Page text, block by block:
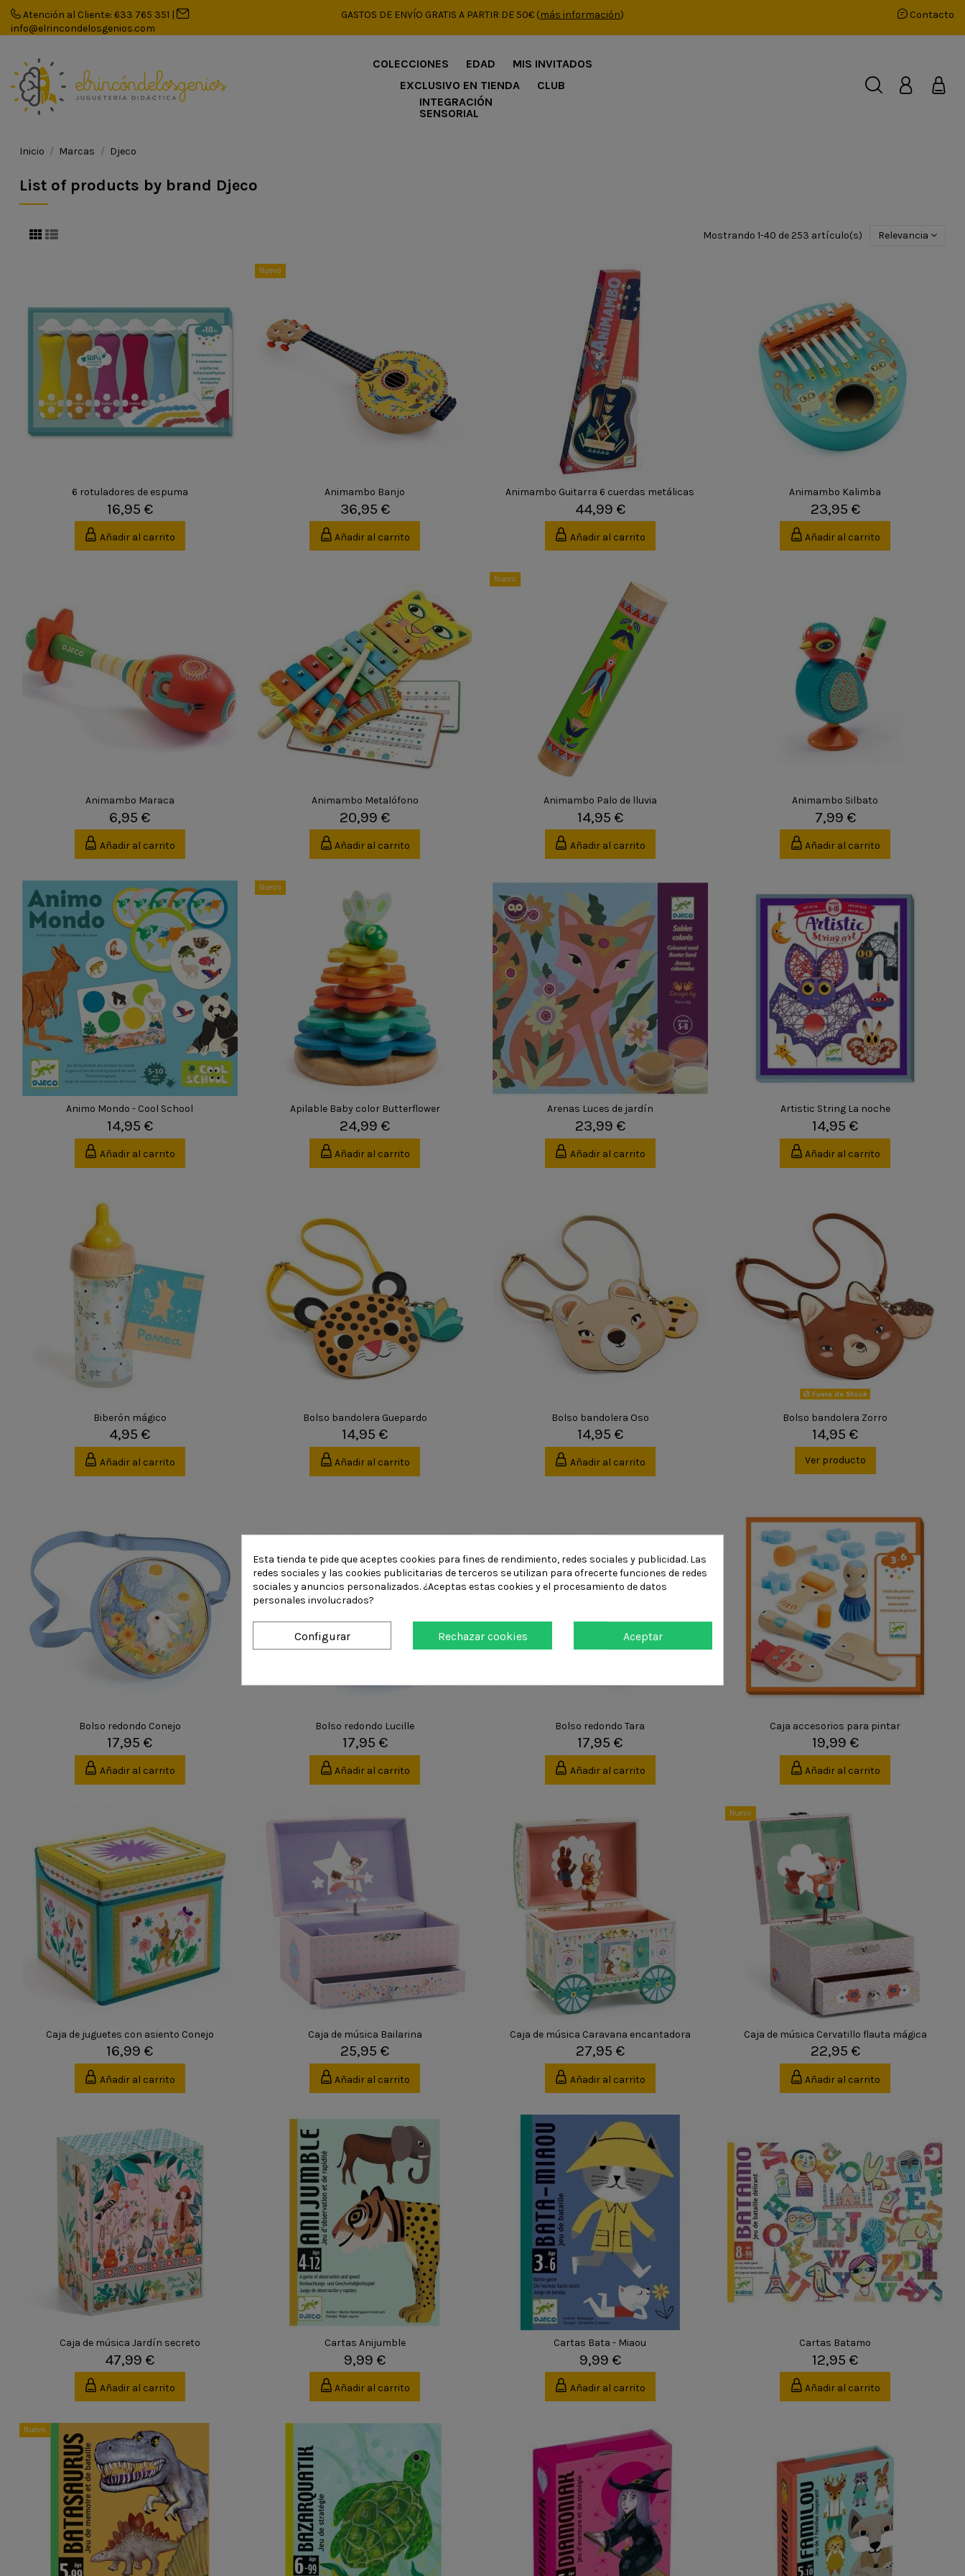
Atención al Cliente: 633 765 351 |
info@elrincondelosgenios.com
GASTOS DE ENVÍO GRATIS A PARTIR DE 50€ (más información) Contacto
COLECCIONES EDAD
MIS INVITADOS
EXCLUSIVO EN TIENDA
CLUB
INTEGRACIÓN
SENSORIAL
Inicio Marcas Djeco
List of products by brand Djeco
Mostrando 1-40 de 253 artículo(s) Relevancia
6 rotuladores de espuma
16,95 €
Añadir al carrito
Nuevo
Animambo Banjo
36,95 €
Añadir al carrito
Animambo Guitarra 6 cuerdas metálicas
44,99 €
Añadir al carrito
Animambo Kalimba
23,95 €
Añadir al carrito
Animambo Maraca
6,95 €
Añadir al carrito
Animambo Metalófono
20,99 €
Añadir al carrito
Nuevo
Animambo Palo de lluvia
14,95 €
Añadir al carrito
Animambo Silbato
7,99 €
Añadir al carrito
Animo Mondo - Cool School
14,95 €
Añadir al carrito
Nuevo
Apilable Baby color Butterflower
24,99 €
Añadir al carrito
Arenas Luces de jardín
23,99 €
Añadir al carrito
Artistic String La noche
14,95 €
Añadir al carrito
Biberón mágico
4,95 €
Añadir al carrito
Bolso bandolera Guepardo
14,95 €
Añadir al carrito
Bolso bandolera Oso
14,95 €
Añadir al carrito
Fuera de Stock
Bolso bandolera Zorro
14,95 €
Ver producto
Bolso redondo Conejo
17,95 €
Añadir al carrito
Bolso redondo Lucille
17,95 €
Añadir al carrito
Bolso redondo Tara
17,95 €
Añadir al carrito
Caja accesorios para pintar
19,99 €
Añadir al carrito
Caja de juguetes con asiento Conejo
16,99 €
Añadir al carrito
Caja de música Bailarina
25,95 €
Añadir al carrito
Caja de música Caravana encantadora
27,95 €
Añadir al carrito
Nuevo
Caja de música Cervatillo flauta mágica
22,95 €
Añadir al carrito
Caja de música Jardín secreto
47,99 €
Añadir al carrito
Cartas Anijumble
9,99 €
Añadir al carrito
Cartas Bata - Miaou
9,99 €
Añadir al carrito
Cartas Batamo
12,95 €
Añadir al carrito
Nuevo
Esta tienda te pide que aceptes cookies para fines de rendimiento, redes sociales y publicidad. Las
redes sociales y las cookies publicitarias de terceros se utilizan para ofrecerte funciones de redes
sociales y anuncios personalizados. ¿Aceptas estas cookies y el procesamiento de datos
personales involucrados?
Aceptar
Rechazar cookies
Configurar